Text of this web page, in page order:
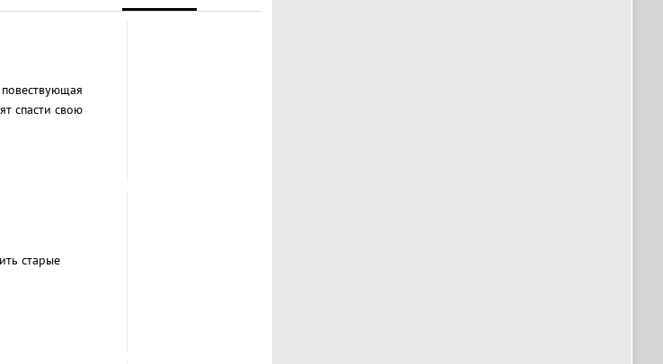
спасти свою
старые